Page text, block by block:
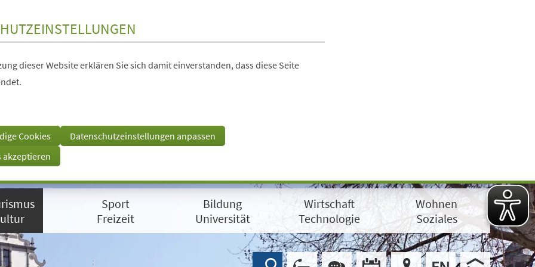
dieser Website erklären Sie sich damit einverstanden, dass diese Seite
Cookies
Datenschutzeinstellungen anpassen
akzeptieren
Sport
Freizeit
Bildung
Universität
Wirtschaft
Technologie
Wohnen
Soziales